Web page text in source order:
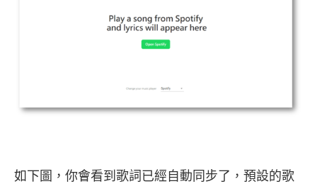
如下圖，你會看到歌詞已經自動同步了，預設的歌